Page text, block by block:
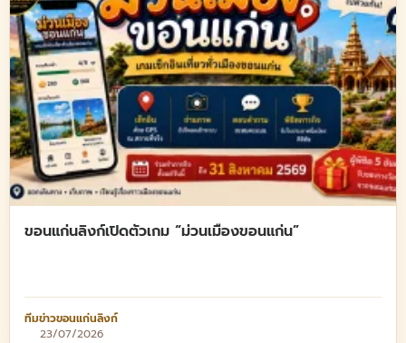
ขอนแก่นลิงก์เปิดตัวเกม “ม่วนเมืองขอนแก่น”
ทีมข่าวขอนแก่นลิงก์
23/07/2026